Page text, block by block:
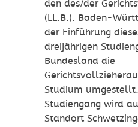
den des/der
(LL.B.). Baden-
der Einführung
dreijährigen
Bundesland die
Studium
Studiengang wird
Standort